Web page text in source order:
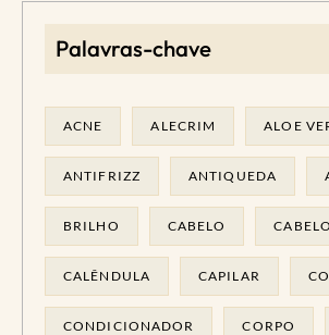
Palavras-chave
ACNE ALECRIM ALOE
ANTIFRIZZ ANTIQUEDA
BRILHO CABELO
CALÊNDULA CAPILAR
CONDICIONADOR CORPO